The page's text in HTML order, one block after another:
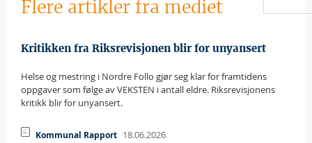
Flere artikler fra mediet
Kritikken fra Riksrevisjonen blir for unyansert
Helse og mestring i Nordre Follo gjør seg klar for framtidens
oppgaver som følge av VEKSTEN i antall eldre. Riksrevisjonens
kritikk blir for unyansert.
Kommunal Rapport 18.06.2026